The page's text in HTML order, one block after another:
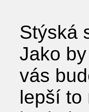
Stýská
Jako
vás
lepší to